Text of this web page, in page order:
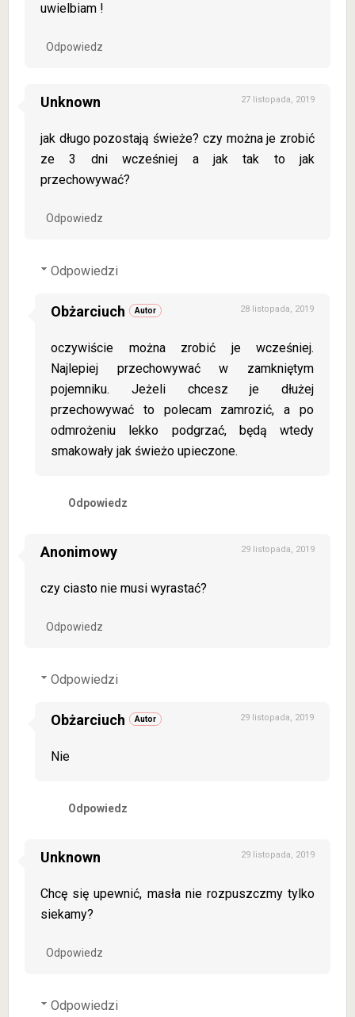
uwielbiam !
Odpowiedz
Unknown 27 listopada, 2019
jak długo pozostają świeże? czy można je zrobić
ze 3 dni wcześniej a jak tak to jak
przechowywać?
Odpowiedz
Odpowiedzi
Obżarciuch 28 listopada, 2019
oczywiście można zrobić je wcześniej.
Najlepiej przechowywać w zamkniętym
pojemniku. Jeżeli chcesz je dłużej
przechowywać to polecam zamrozić, a po
odmrożeniu lekko podgrzać, będą wtedy
smakowały jak świeżo upieczone.
Odpowiedz
Anonimowy 29 listopada, 2019
czy ciasto nie musi wyrastać?
Odpowiedz
Odpowiedzi
Obżarciuch 29 listopada, 2019
Nie
Odpowiedz
Unknown 29 listopada, 2019
Chcę się upewnić, masła nie rozpuszczmy tylko
siekamy?
Odpowiedz
Odpowiedzi